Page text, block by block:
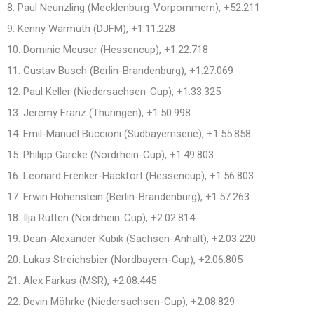
8. Paul Neunzling (Mecklenburg-Vorpommern), +52.211
9. Kenny Warmuth (DJFM), +1:11.228
10. Dominic Meuser (Hessencup), +1:22.718
11. Gustav Busch (Berlin-Brandenburg), +1:27.069
12. Paul Keller (Niedersachsen-Cup), +1:33.325
13. Jeremy Franz (Thüringen), +1:50.998
14. Emil-Manuel Buccioni (Südbayernserie), +1:55.858
15. Philipp Garcke (Nordrhein-Cup), +1:49.803
16. Leonard Frenker-Hackfort (Hessencup), +1:56.803
17. Erwin Hohenstein (Berlin-Brandenburg), +1:57.263
18. Ilja Rutten (Nordrhein-Cup), +2:02.814
19. Dean-Alexander Kubik (Sachsen-Anhalt), +2:03.220
20. Lukas Streichsbier (Nordbayern-Cup), +2:06.805
21. Alex Farkas (MSR), +2:08.445
22. Devin Möhrke (Niedersachsen-Cup), +2:08.829